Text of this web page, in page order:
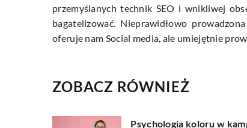
przemyślanych technik SEO i wnikliwej
bagatelizować. Nieprawidłowo
oferuje nam Social media, ale umiejętnie
ZOBACZ RÓWNIEŻ
Psychologia koloru w